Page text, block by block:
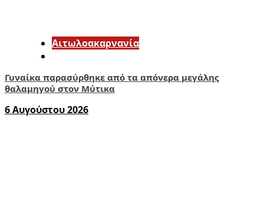
Αιτωλοακαρνανία
Γυναίκα παρασύρθηκε από τα απόνερα μεγάλης
θαλαμηγού στον Μύτικα
6 Αυγούστου 2026